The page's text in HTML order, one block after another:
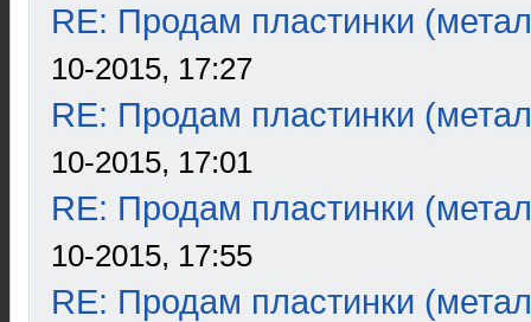
RE: Продам пластинки
10-2015, 17:27
RE: Продам пластинки
10-2015, 17:01
RE: Продам пластинки
10-2015, 17:55
RE: Продам пластинки